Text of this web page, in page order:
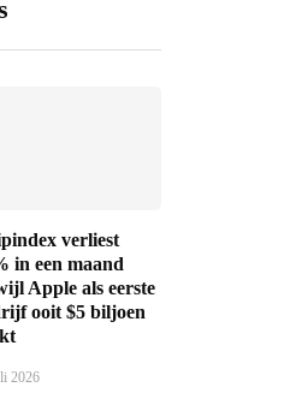
verliest
in een maand
Apple als eerste
ooit $5 biljoen
2026